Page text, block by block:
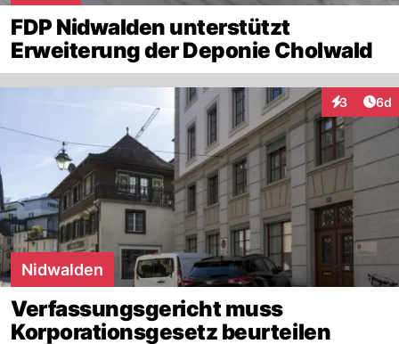
FDP Nidwalden unterstützt
Erweiterung der Deponie Cholwald
3 6d
Nidwalden
Verfassungsgericht muss
Korporationsgesetz beurteilen